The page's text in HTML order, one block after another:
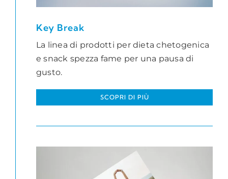
Key Break
La linea di prodotti per dieta chetogenica
e snack spezza fame per una pausa di
gusto.
SCOPRI DI PIÙ